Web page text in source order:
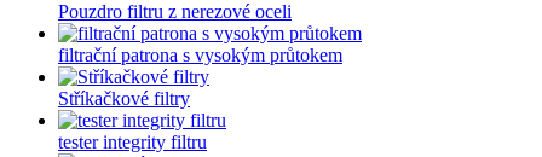
Pouzdro filtru z nerezové oceli
filtrační patrona s vysokým průtokem
Stříkačkové filtry
tester integrity filtru